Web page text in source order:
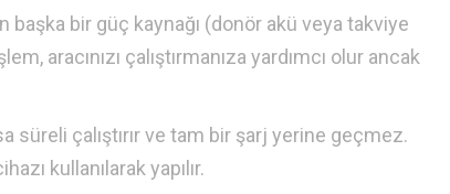
bir güç kaynağı (donör akü veya takviye
aracınızı çalıştırmanıza yardımcı olur ancak
süreli çalıştırır ve tam bir şarj yerine geçmez.
kullanılarak yapılır.